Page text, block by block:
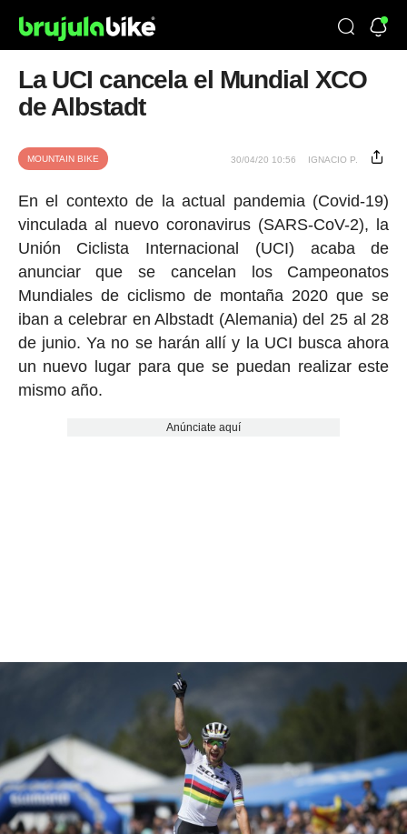
La UCI cancela el Mundial XCO
de Albstadt
MOUNTAIN BIKE 30/04/20 10:56 IGNACIO P.
En el contexto de la actual pandemia (Covid-19)
vinculada al nuevo coronavirus (SARS-CoV-2), la
Unión Ciclista Internacional (UCI) acaba de
anunciar que se cancelan los Campeonatos
Mundiales de ciclismo de montaña 2020 que se
iban a celebrar en Albstadt (Alemania) del 25 al 28
de junio. Ya no se harán allí y la UCI busca ahora
un nuevo lugar para que se puedan realizar este
mismo año.
Anúnciate aquí